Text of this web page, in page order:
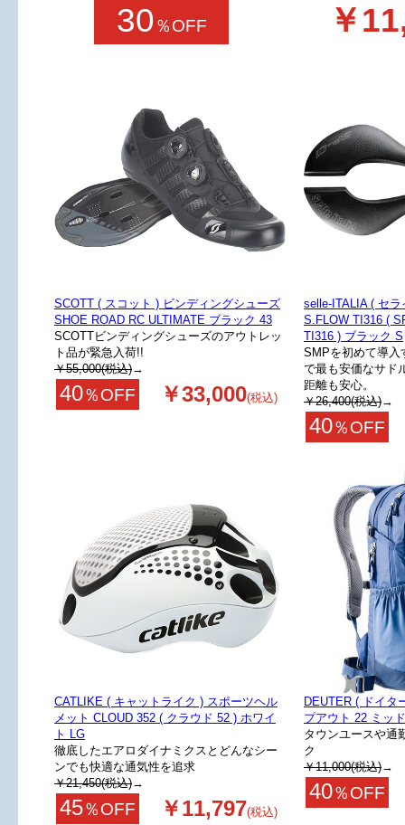
30 ％OFF ￥
SCOTT ( スコット ) ビンディングシューズ
SHOE ROAD RC ULTIMATE ブラック 43
SCOTTビンディングシューズのアウトレッ
ト品が緊急入荷!!
￥55,000(税込)→
40％OFF ￥33,000(税込)
selle-ITALIA ( セ
S.FLOW TI316 (
TI316 ) ブラック S
SMPを初めて導入
で最も安価なサド
距離も安心。
￥26,400(税込)→
40％OFF
CATLIKE ( キャットライク ) スポーツヘル
メット CLOUD 352 ( クラウド 52 ) ホワイ
ト LG
徹底したエアロダイナミクスとどんなシー
ンでも快適な通気性を追求
￥21,450(税込)→
45％OFF ￥11,797(税込)
DEUTER ( ドイタ
プアウト 22 ミッ
タウンユースや通
ク
￥11,000(税込)→
40％OFF